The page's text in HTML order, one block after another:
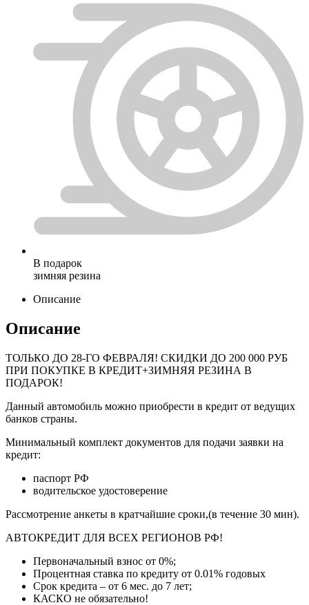
В подарок
зимняя резина
Описание
Описание
ТОЛЬКО ДО 28-ГО ФЕВРАЛЯ! СКИДКИ ДО 200 000 РУБ
ПРИ ПОКУПКЕ В КРЕДИТ+ЗИМНЯЯ РЕЗИНА В
ПОДАРОК!
Данный автомобиль можно приобрести в кредит от ведущих
банков страны.
Минимальный комплект документов для подачи заявки на
кредит:
паспорт РФ
водительское удостоверение
Рассмотрение анкеты в кратчайшие сроки,(в течение 30 мин).
АВТОКРЕДИТ ДЛЯ ВСЕХ РЕГИОНОВ РФ!
Первоначальный взнос от 0%;
Процентная ставка по кредиту от 0.01% годовых
Срок кредита – от 6 мес. до 7 лет;
КАСКО не обязательно!